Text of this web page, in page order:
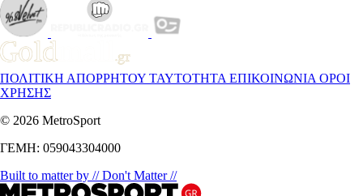
ΠΟΛΙΤΙΚΗ ΑΠΟΡΡΗΤΟΥ ΤΑΥΤΟΤΗΤΑ ΕΠΙΚΟΙΝΩΝΙΑ ΟΡΟΙ
ΧΡΗΣΗΣ
© 2026 MetroSport
ΓΕΜΗ: 059043304000
Built to matter by // Don't Matter //